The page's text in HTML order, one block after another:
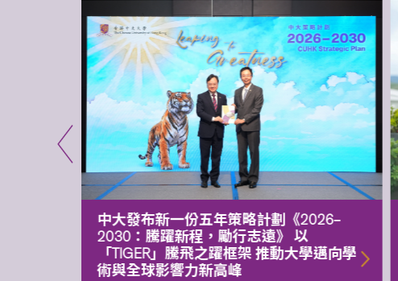
中大發布新一份五年策略計劃《2026‒
2030：騰躍新程，勵行志遠》 以
「TIGER」騰飛之躍框架 推動大學邁向學
術與全球影響力新高峰